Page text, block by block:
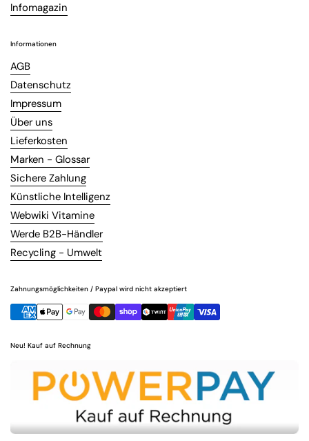
Infomagazin
Informationen
AGB
Datenschutz
Impressum
Über uns
Lieferkosten
Marken - Glossar
Sichere Zahlung
Künstliche Intelligenz
Webwiki Vitamine
Werde B2B-Händler
Recycling - Umwelt
Zahnungsmöglichkeiten / Paypal wird nicht akzeptiert
Neu! Kauf auf Rechnung